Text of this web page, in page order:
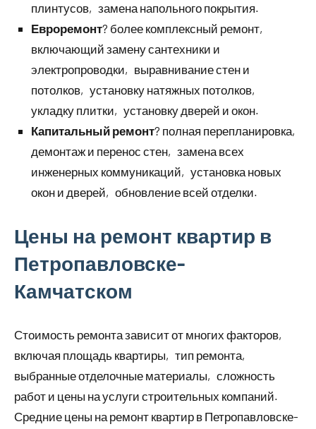
плинтусов‚ замена напольного покрытия.
Евроремонт? более комплексный ремонт‚
включающий замену сантехники и
электропроводки‚ выравнивание стен и
потолков‚ установку натяжных потолков‚
укладку плитки‚ установку дверей и окон.
Капитальный ремонт? полная перепланировка‚
демонтаж и перенос стен‚ замена всех
инженерных коммуникаций‚ установка новых
окон и дверей‚ обновление всей отделки.
Цены на ремонт квартир в
Петропавловске-
Камчатском
Стоимость ремонта зависит от многих факторов‚
включая площадь квартиры‚ тип ремонта‚
выбранные отделочные материалы‚ сложность
работ и цены на услуги строительных компаний.
Средние цены на ремонт квартир в Петропавловске-